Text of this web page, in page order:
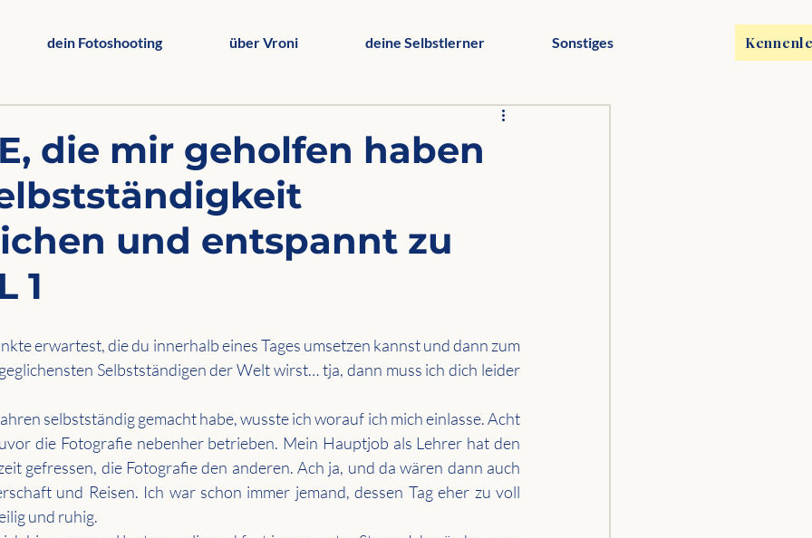
dein Fotoshooting über Vroni deine Selbstlerner Sonstiges
die mir geholfen haben
und entspannt zu
1
erwartest, die du innerhalb eines Tages umsetzen kannst und dann zum
Selbstständigen der Welt wirst… tja, dann muss ich dich leider
selbstständig gemacht habe, wusste ich worauf ich mich einlasse. Acht
die Fotografie nebenher betrieben. Mein Hauptjob als Lehrer hat den
gefressen, die Fotografie den anderen. Ach ja, und da wären dann auch
und Reisen. Ich war schon immer jemand, dessen Tag eher zu voll
und ruhig.